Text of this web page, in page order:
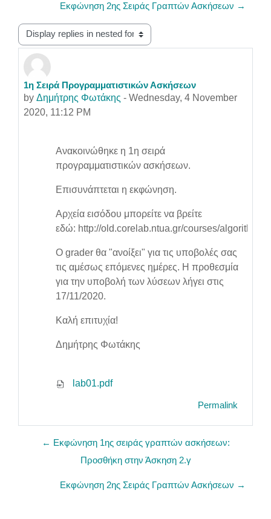
Εκφώνηση 2ης Σειράς Γραπτών Ασκήσεων →
Display mode
1η Σειρά Προγραμματιστικών Ασκήσεων
by Δημήτρης Φωτάκης - Wednesday, 4 November
2020, 11:12 PM
Number of replies: 0
Ανακοινώθηκε η 1η σειρά
προγραμματιστικών ασκήσεων.
Επισυνάπτεται η εκφώνηση.
Αρχεία εισόδου μπορείτε να βρείτε
εδώ: http://old.corelab.ntua.gr/courses/
Ο grader θα "ανοίξει" για τις υποβολές σας
τις αμέσως επόμενες ημέρες. Η προθεσμία
για την υποβολή των λύσεων λήγει στις
17/11/2020.
Καλή επιτυχία!
Δημήτρης Φωτάκης
lab01.pdf
Permalink
← Εκφώνηση 1ης σειράς γραπτών ασκήσεων:
Προσθήκη στην Άσκηση 2.γ
Εκφώνηση 2ης Σειράς Γραπτών Ασκήσεων →